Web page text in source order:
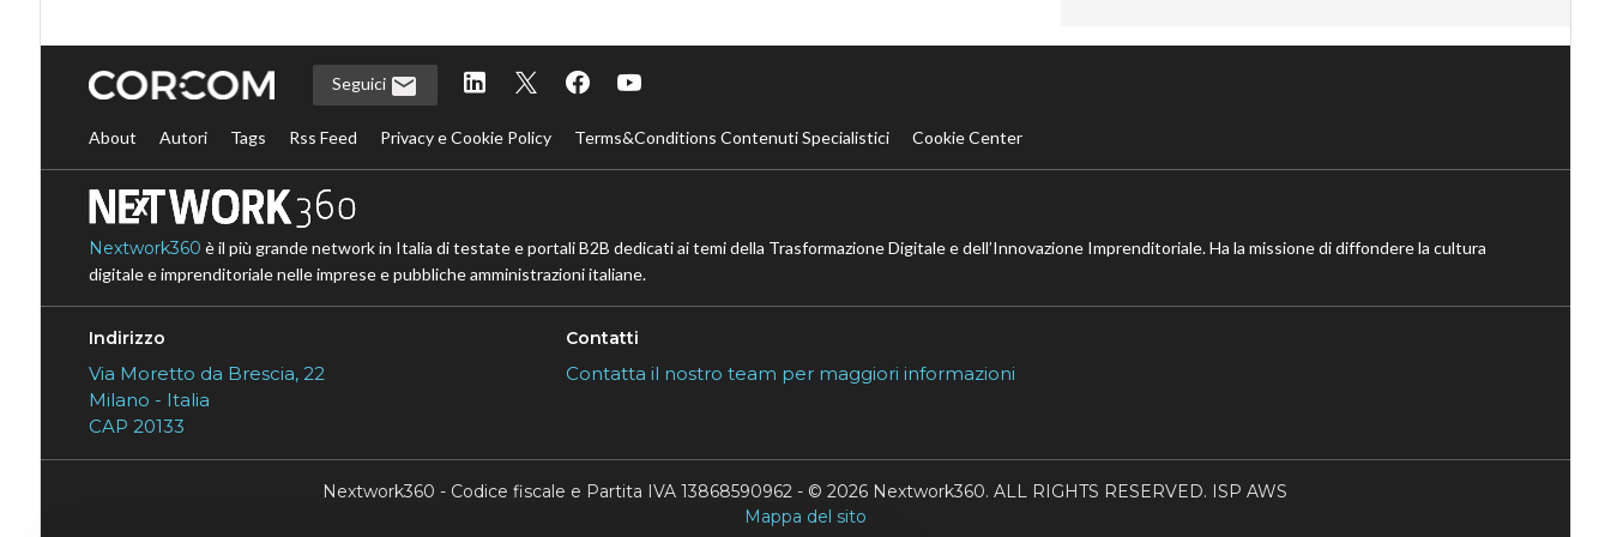
Seguici
About Autori Tags Rss Feed Privacy e Cookie Policy Terms&Conditions Contenuti Specialistici Cookie Center
Nextwork360 è il più grande network in Italia di testate e portali B2B dedicati ai temi della Trasformazione Digitale e dell’Innovazione Imprenditoriale. Ha la missione di diffondere la cultura
digitale e imprenditoriale nelle imprese e pubbliche amministrazioni italiane.
Indirizzo
Via Moretto da Brescia, 22
Milano - Italia
CAP 20133
Contatti
Contatta il nostro team per maggiori informazioni
Nextwork360 - Codice fiscale e Partita IVA 13868590962 - © 2026 Nextwork360. ALL RIGHTS RESERVED. ISP AWS
Mappa del sito